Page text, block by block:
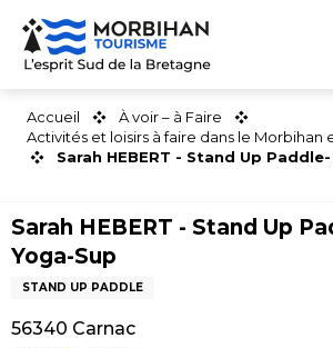
Aller
contenu
Accueil
À voir – à Faire
Activités et loisirs à faire dans le Morbihan
Sarah HEBERT - Stand Up
Sarah HEBERT - Stand Up
Yoga-Sup
STAND UP PADDLE
56340 Carnac